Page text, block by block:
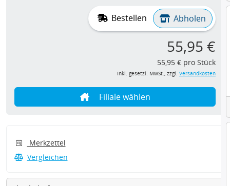
Bestellen Abholen
55,95 €
55,95 € pro Stück
inkl. gesetzl. MwSt., zzgl. Versandkosten
Filiale wählen
Merkzettel
Vergleichen